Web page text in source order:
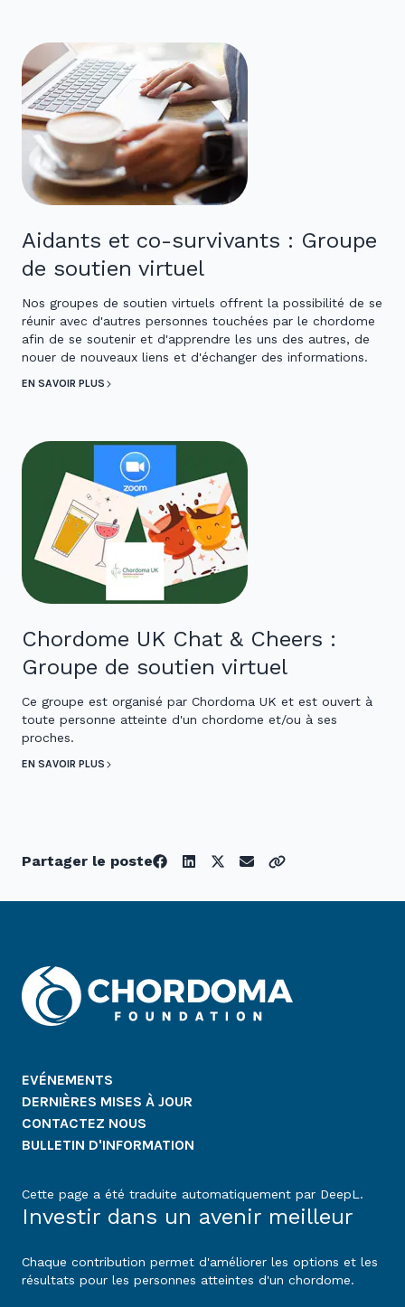
Aidants et co-survivants : Groupe
de soutien virtuel
Nos groupes de soutien virtuels offrent la possibilité de se
réunir avec d'autres personnes touchées par le chordome
afin de se soutenir et d'apprendre les uns des autres, de
nouer de nouveaux liens et d'échanger des informations.
EN SAVOIR PLUS
Chordome UK Chat & Cheers :
Groupe de soutien virtuel
Ce groupe est organisé par Chordoma UK et est ouvert à
toute personne atteinte d'un chordome et/ou à ses
proches.
EN SAVOIR PLUS
Partager le poste
EVÉNEMENTS
DERNIÈRES MISES À JOUR
CONTACTEZ NOUS
BULLETIN D'INFORMATION
Cette page a été traduite automatiquement par DeepL.
Investir dans un avenir meilleur
Chaque contribution permet d'améliorer les options et les
résultats pour les personnes atteintes d'un chordome.